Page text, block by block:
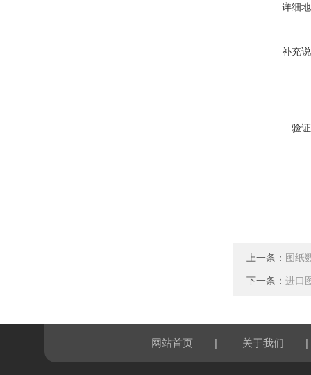
详细
补充
验
上一条： 图纸
下一条： 进口
网站首页 | 关于我们 |